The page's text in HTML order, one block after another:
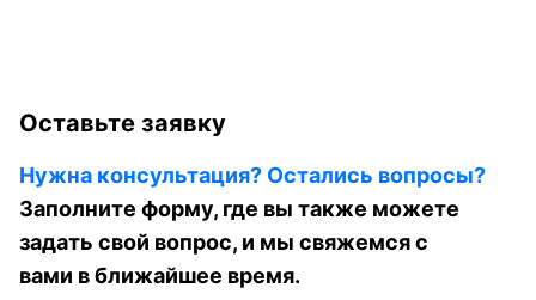
Оставьте заявку
Нужна консультация? Остались вопросы?
Заполните форму, где вы также можете
задать свой вопрос, и мы свяжемся с
вами в ближайшее время.